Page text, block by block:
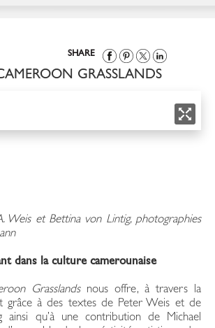
SHARE
GRASSLANDS
Weis et Bettina von Lintig, photographies
dans la culture camerounaise
Grasslands nous offre, à travers la
grâce à des textes de Peter Weis et de
ainsi qu’à une contribution de Michael